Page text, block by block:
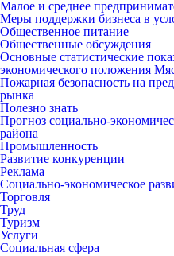
Малое и среднее
Меры поддержки бизнеса в
Общественное питание
Общественные обсуждения
Основные статистические
экономического положения
Пожарная безопасность на
рынка
Полезно знать
Прогноз социально-
района
Промышленность
Развитие конкуренции
Реклама
Социально-экономическое
Торговля
Труд
Туризм
Услуги
Социальная сфера